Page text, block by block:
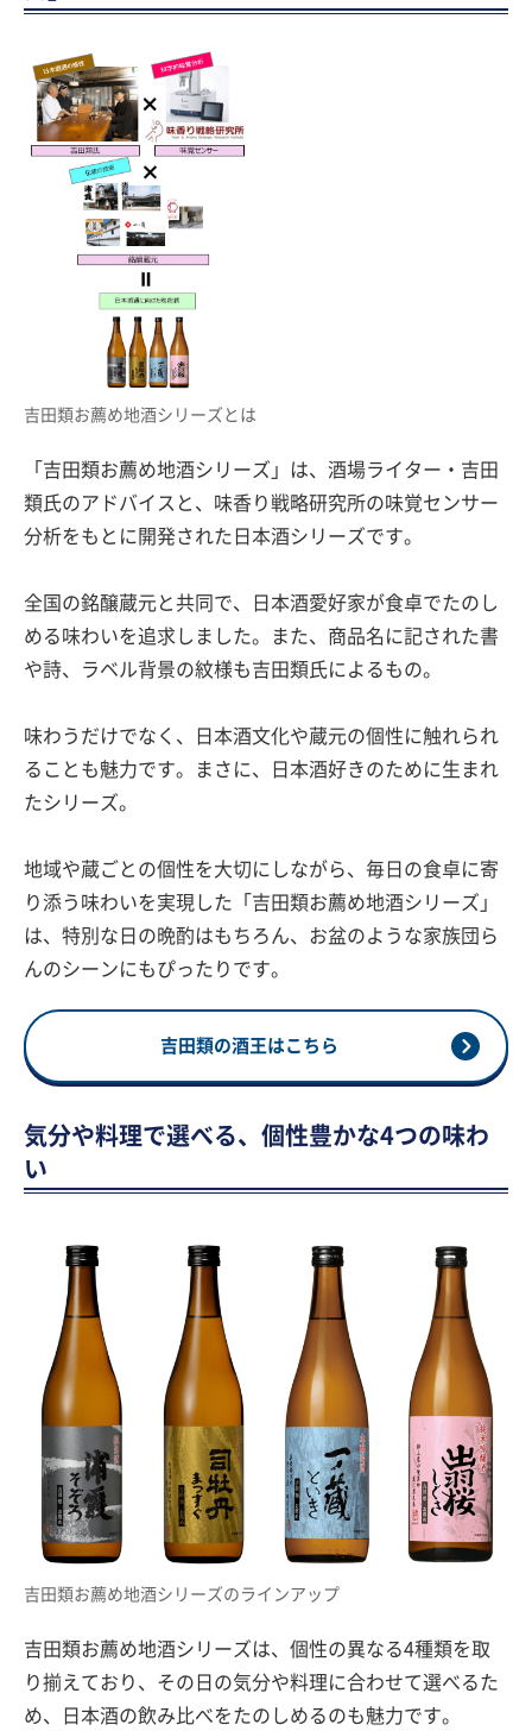
吉田類お薦め地酒シリーズとは
「吉田類お薦め地酒シリーズ」は、酒場ライター・吉田
類氏のアドバイスと、味香り戦略研究所の味覚センサー
分析をもとに開発された日本酒シリーズです。
全国の銘醸蔵元と共同で、日本酒愛好家が食卓でたのし
める味わいを追求しました。また、商品名に記された書
や詩、ラベル背景の紋様も吉田類氏によるもの。
味わうだけでなく、日本酒文化や蔵元の個性に触れられ
ることも魅力です。まさに、日本酒好きのために生まれ
たシリーズ。
地域や蔵ごとの個性を大切にしながら、毎日の食卓に寄
り添う味わいを実現した「吉田類お薦め地酒シリーズ」
は、特別な日の晩酌はもちろん、お盆のような家族団ら
んのシーンにもぴったりです。
吉田類の酒王はこちら
気分や料理で選べる、個性豊かな4つの味わ
い
吉田類お薦め地酒シリーズのラインアップ
吉田類お薦め地酒シリーズは、個性の異なる4種類を取
り揃えており、その日の気分や料理に合わせて選べるた
め、日本酒の飲み比べをたのしめるのも魅力です。